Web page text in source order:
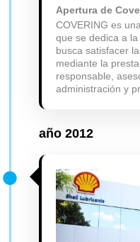
Apertura de
COVERING es
que se dedica a
busca satisfacer
mediante la
responsable,
administración y
año 2012